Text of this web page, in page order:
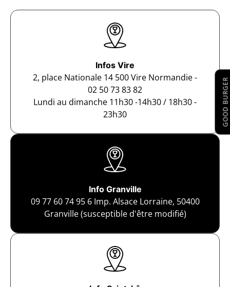
Infos Vire
2, place Nationale 14 500 Vire Normandie -
02 50 73 83 82
Lundi au dimanche 11h30 -14h30 / 18h30 -
23h30
Info Granville
09 77 60 74 956 Imp. Alsace Lorraine, 50400
Granville (susceptible d'être modifié)
GOOD BURGER